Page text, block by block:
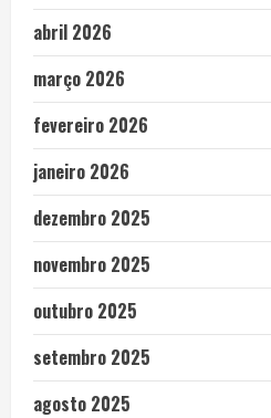
abril 2026
março 2026
fevereiro 2026
janeiro 2026
dezembro 2025
novembro 2025
outubro 2025
setembro 2025
agosto 2025